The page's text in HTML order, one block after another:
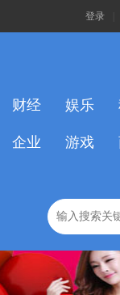
登录
财经 娱乐
企业 游戏